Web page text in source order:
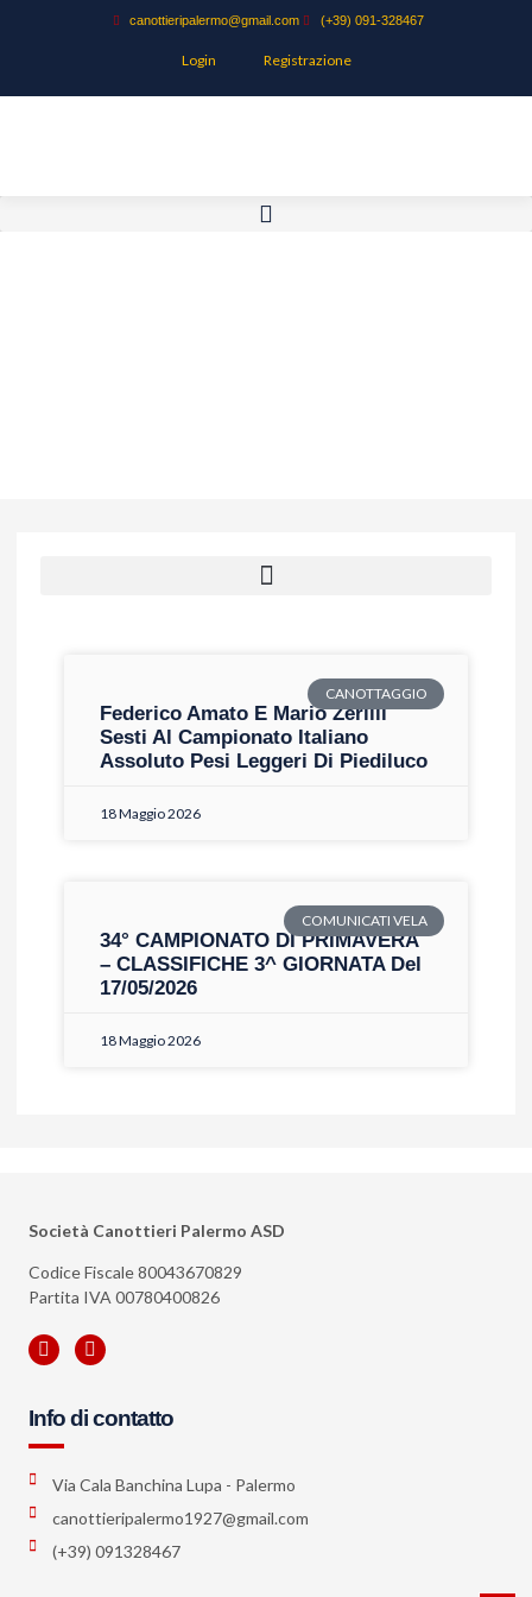
canottieripalermo@gmail.com (+39) 091-328467
Login Registrazione
CANOTTAGGIO
Federico Amato E Mario Zerilli
Sesti Al Campionato Italiano
Assoluto Pesi Leggeri Di Piediluco
18 Maggio 2026
COMUNICATI VELA
34° CAMPIONATO DI PRIMAVERA
– CLASSIFICHE 3^ GIORNATA Del
17/05/2026
18 Maggio 2026
Società Canottieri Palermo ASD
Codice Fiscale 80043670829
Partita IVA 00780400826
Info di contatto
Via Cala Banchina Lupa - Palermo
canottieripalermo1927@gmail.com
(+39) 091328467